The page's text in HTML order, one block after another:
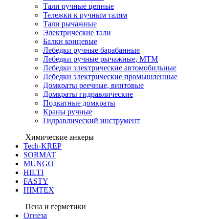
Тали ручные цепные
Тележки к ручным талям
Тали рычажные
Электрические тали
Балки концевые
Лебедки ручные барабанные
Лебедки ручные рычажные, МТМ
Лебедки электрические автомобильные
Лебедки электрические промышленные
Домкраты реечные, винтовые
Домкраты гидравлические
Подкатные домкраты
Краны ручные
Гидравлический инструмент
Химические анкеры
Tech-KREP
SORMAT
MUNGO
HILTI
FASTY
HIMTEX
Пена и герметики
Огнеза